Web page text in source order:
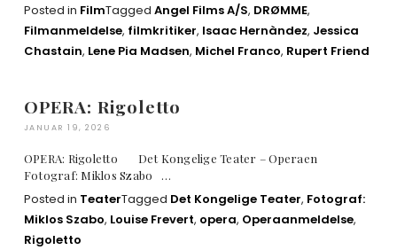
Posted in FilmTagged Angel Films A/S, DRØMME,
Filmanmeldelse, filmkritiker, Isaac Hernàndez, Jessica
Chastain, Lene Pia Madsen, Michel Franco, Rupert Friend
OPERA: Rigoletto
JANUAR 19, 2026
OPERA: Rigoletto Det Kongelige Teater – Operaen
Fotograf: Miklos Szabo …
Posted in TeaterTagged Det Kongelige Teater, Fotograf:
Miklos Szabo, Louise Frevert, opera, Operaanmeldelse,
Rigoletto